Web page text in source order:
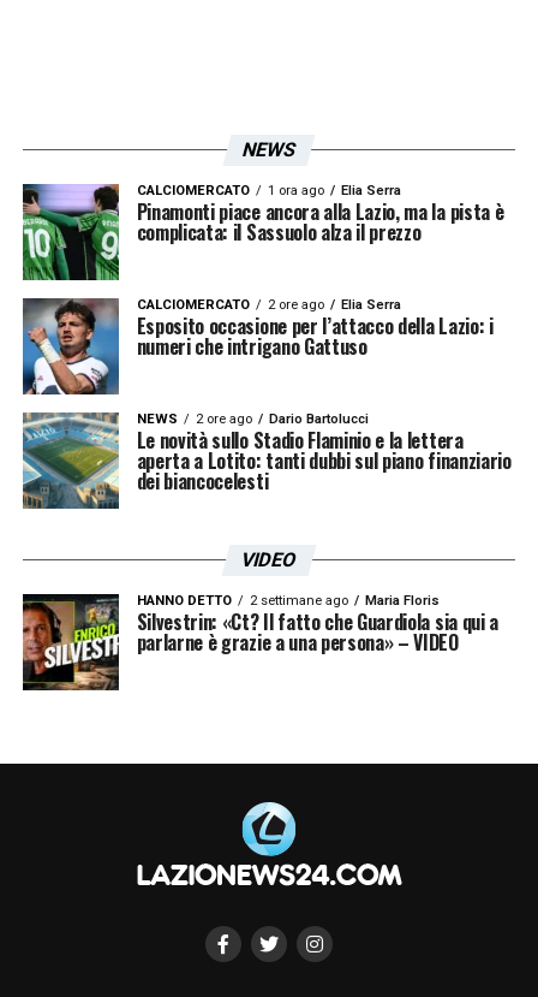
Solo allora Sarri deciderà se inserirlo
ufficialmente tra i convocati. Ma una cosa è
certa: il rientro di Matias Vecino si avvicina, e
con lui torna anche un pezzo importante
della vera identità dellaLazio .
LEGGI ANCHE –
Atalanta-Lazio
LA PLAYLIST DELLE NOSTRE TOP NEWS
NEWS
CALCIOMERCATO 1 ora ago Elia Serra
Pinamonti piace ancora alla Lazio, ma la pista è
complicata: il Sassuolo alza il prezzo
CALCIOMERCATO 2 ore ago Elia Serra
Esposito occasione per l’attacco della Lazio: i
numeri che intrigano Gattuso
NEWS 2 ore ago Dario Bartolucci
Le novità sullo Stadio Flaminio e la lettera
aperta a Lotito: tanti dubbi sul piano finanziario
dei biancocelesti
VIDEO
HANNO DETTO 2 settimane ago Maria Floris
Silvestrin: «Ct? Il fatto che Guardiola sia qui a
parlarne è grazie a una persona» – VIDEO